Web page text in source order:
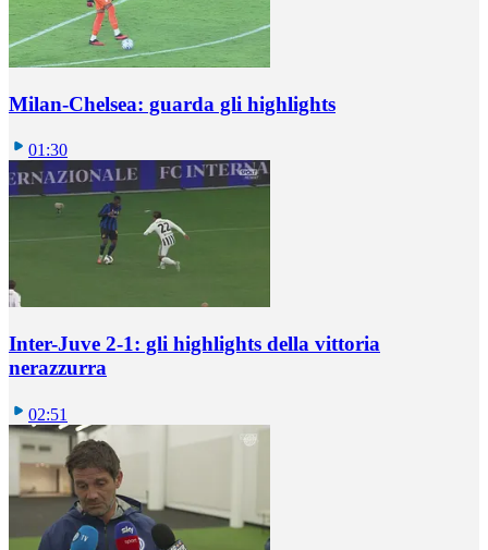
Milan-Chelsea: guarda gli highlights
01:30
Inter-Juve 2-1: gli highlights della vittoria
nerazzurra
02:51